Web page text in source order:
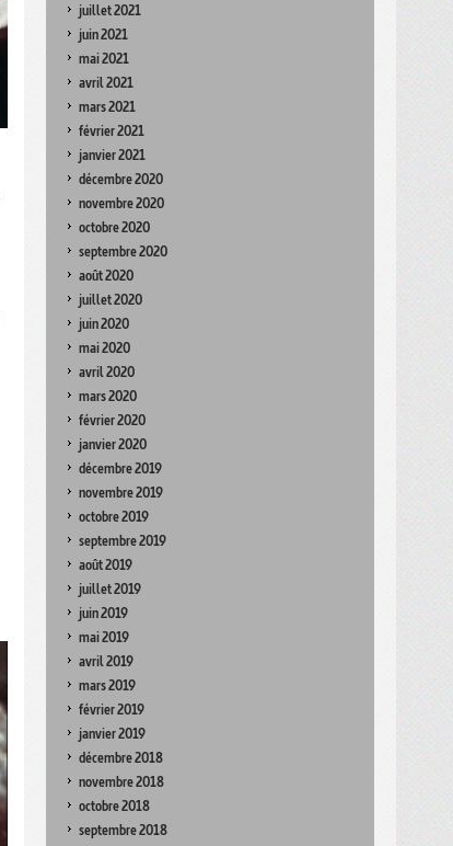
juillet 2021
juin 2021
mai 2021
avril 2021
mars 2021
février 2021
janvier 2021
décembre 2020
novembre 2020
octobre 2020
septembre 2020
août 2020
juillet 2020
juin 2020
mai 2020
avril 2020
mars 2020
février 2020
janvier 2020
décembre 2019
novembre 2019
octobre 2019
septembre 2019
août 2019
juillet 2019
juin 2019
mai 2019
avril 2019
mars 2019
février 2019
janvier 2019
décembre 2018
novembre 2018
octobre 2018
septembre 2018